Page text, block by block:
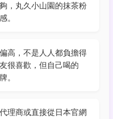
，丸久小山園的抹茶粉
。
高，不是人人都負擔得
很喜歡，但自己喝的
。
理商或直接從日本官網